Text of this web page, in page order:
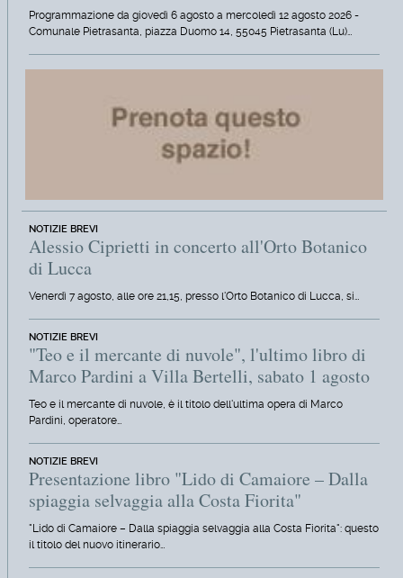
Programmazione da giovedì 6 agosto a mercoledì 12 agosto 2026 -
Comunale Pietrasanta, piazza Duomo 14, 55045 Pietrasanta (Lu)…
NOTIZIE BREVI
Alessio Ciprietti in concerto all'Orto Botanico
di Lucca
Venerdì 7 agosto, alle ore 21,15, presso l'Orto Botanico di Lucca, si…
NOTIZIE BREVI
"Teo e il mercante di nuvole", l'ultimo libro di
Marco Pardini a Villa Bertelli, sabato 1 agosto
Teo e il mercante di nuvole, è il titolo dell'ultima opera di Marco
Pardini, operatore…
NOTIZIE BREVI
Presentazione libro "Lido di Camaiore – Dalla
spiaggia selvaggia alla Costa Fiorita"
"Lido di Camaiore – Dalla spiaggia selvaggia alla Costa Fiorita": questo
il titolo del nuovo itinerario…